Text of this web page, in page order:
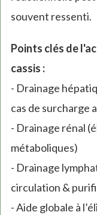
souvent ressenti.
Points clés de
cassis :
- Drainage
cas de surcharge
- Drainage rénal
métaboliques)
- Drainage
circulation &
- Aide globale à